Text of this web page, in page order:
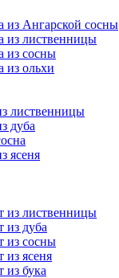
из Ангарской сосны
из лиственницы
из сосны
из ольхи
лиственницы
дуба
ясеня
лиственницы
дуба
из сосны
ясеня
бука